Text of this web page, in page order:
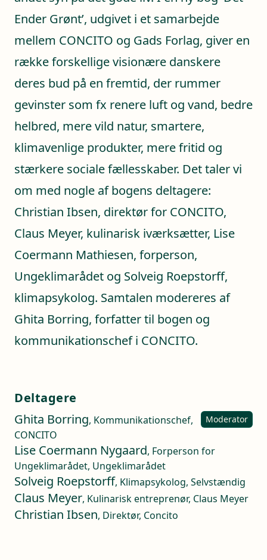
Ender Grønt’, udgivet i et samarbejde
mellem CONCITO og Gads Forlag, giver en
række forskellige visionære danskere
deres bud på en fremtid, der rummer
gevinster som fx renere luft og vand, bedre
helbred, mere vild natur, smartere,
klimavenlige produkter, mere fritid og
stærkere sociale fællesskaber. Det taler vi
om med nogle af bogens deltagere:
Christian Ibsen, direktør for CONCITO,
Claus Meyer, kulinarisk iværksætter, Lise
Coermann Mathiesen, forperson,
Ungeklimarådet og Solveig Roepstorff,
klimapsykolog. Samtalen modereres af
Ghita Borring, forfatter til bogen og
kommunikationschef i CONCITO.
Deltagere
Ghita Borring, Kommunikationschef,
CONCITO
Moderator
Lise Coermann Nygaard, Forperson for
Ungeklimarådet, Ungeklimarådet
Solveig Roepstorff, Klimapsykolog, Selvstændig
Claus Meyer, Kulinarisk entreprenør, Claus Meyer
Christian Ibsen, Direktør, Concito